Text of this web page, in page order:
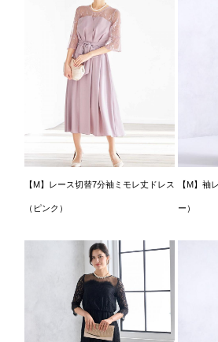
【M】レース切替7分袖ミモレ丈ドレス
（ピンク）
【M】袖
ー）